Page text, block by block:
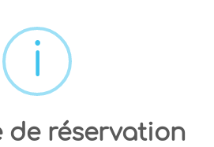
de réservation